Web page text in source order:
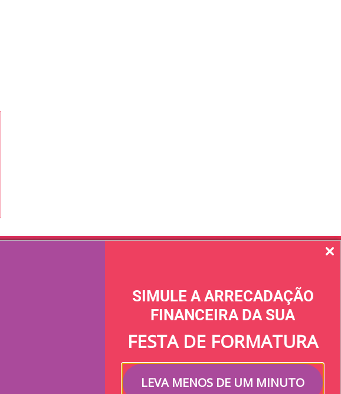
SIMULE A ARRECADAÇÃO
FINANCEIRA DA SUA
FESTA DE FORMATURA
LEVA MENOS DE UM MINUTO
Política de privacidade
Email: ola@keeper.com.br